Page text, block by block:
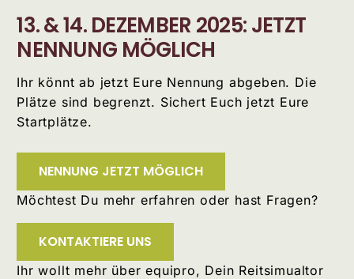
13. & 14. DEZEMBER 2025: JETZT
NENNUNG MÖGLICH
Ihr könnt ab jetzt Eure Nennung abgeben. Die
Plätze sind begrenzt. Sichert Euch jetzt Eure
Startplätze.
NENNUNG JETZT MÖGLICH
Möchtest Du mehr erfahren oder hast Fragen?
KONTAKTIERE UNS
Ihr wollt mehr über equipro, Dein Reitsimualtor